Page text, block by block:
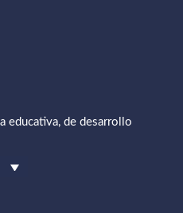
educativa, de desarrollo